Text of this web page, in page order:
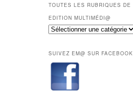
mois
réservés
aux
abonnés.
TOUTES LES RUBRIQUES DE
EDITION MULTIMÉDI@
Toutes
de
Edition
Multimédi@
SUIVEZ EM@ SUR FACEBOOK